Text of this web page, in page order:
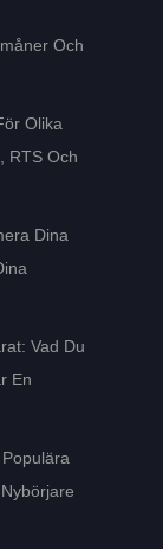
Och
Olika
RTS Och
Dina
Vad Du
En